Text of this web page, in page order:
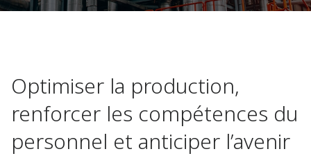
Optimiser la production,
renforcer les compétences du
personnel et anticiper l’avenir